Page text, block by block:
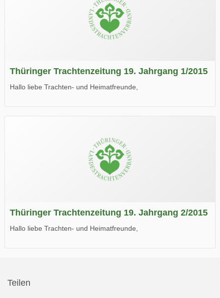
Thüringer Trachtenzeitung 19. Jahrgang 1/2015
Hallo liebe Trachten- und Heimatfreunde,
Wir wünschen Euch viel Spaß beim Lesen.
Thüringer Trachtenzeitung 19. Jahrgang 2/2015
Hallo liebe Trachten- und Heimatfreunde,
Teilen